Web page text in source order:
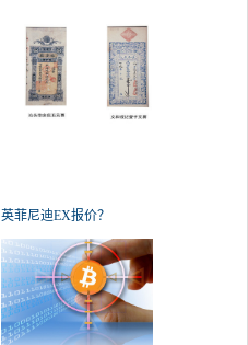
英菲尼迪EX报价？